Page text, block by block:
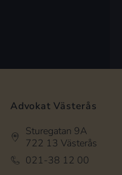
Advokat Västerås
Sturegatan 9A
722 13 Västerås
021-38 12 00